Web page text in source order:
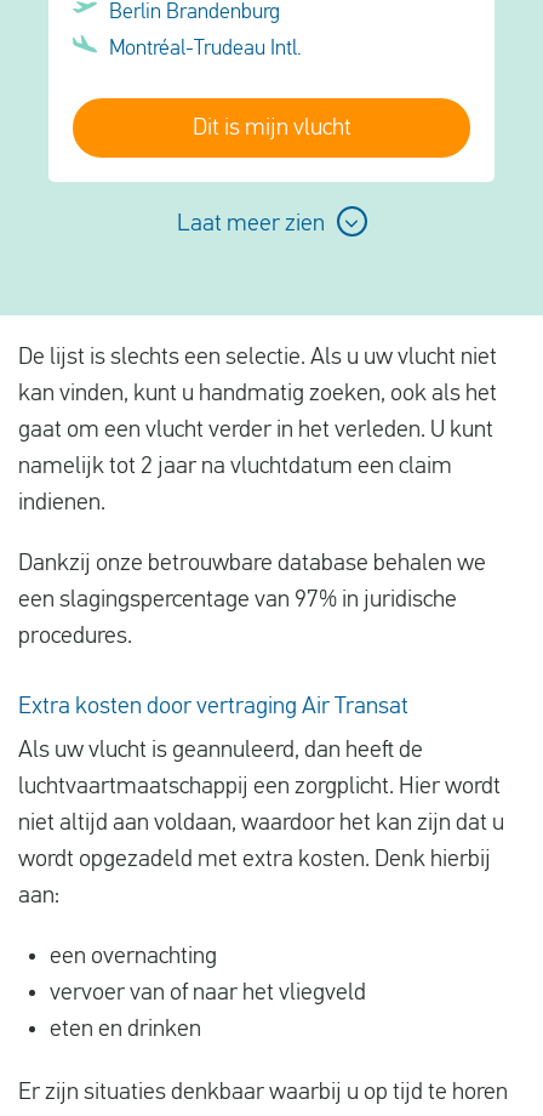
Berlin Brandenburg
Montréal-Trudeau Intl.
Dit is mijn vlucht
Laat meer zien
De lijst is slechts een selectie. Als u uw vlucht niet
kan vinden, kunt u handmatig zoeken, ook als het
gaat om een vlucht verder in het verleden. U kunt
namelijk tot 2 jaar na vluchtdatum een claim
indienen.
Dankzij onze betrouwbare database behalen we
een slagingspercentage van 97% in juridische
procedures.
Extra kosten door vertraging Air Transat
Als uw vlucht is geannuleerd, dan heeft de
luchtvaartmaatschappij een zorgplicht. Hier wordt
niet altijd aan voldaan, waardoor het kan zijn dat u
wordt opgezadeld met extra kosten. Denk hierbij
aan:
een overnachting
vervoer van of naar het vliegveld
eten en drinken
Er zijn situaties denkbaar waarbij u op tijd te horen